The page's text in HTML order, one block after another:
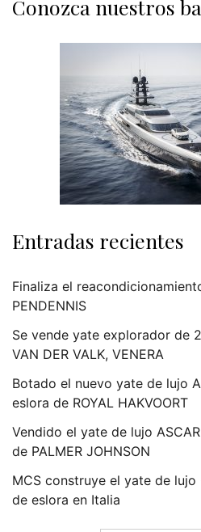
Conozca nuestros
Entradas recientes
Finaliza el
PENDENNIS
Se vende yate explorador de
VAN DER VALK, VENERA
Botado el nuevo yate de lujo
eslora de ROYAL HAKVOORT
Vendido el yate de lujo
de PALMER JOHNSON
MCS construye el yate de lujo
de eslora en Italia